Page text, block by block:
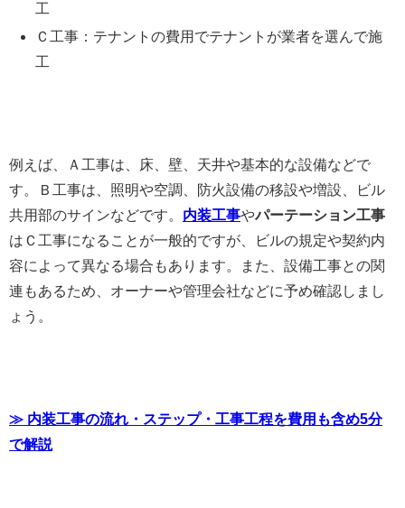
工
Ｃ工事：テナントの費用でテナントが業者を選んで施
工
例えば、Ａ工事は、床、壁、天井や基本的な設備などで
す。Ｂ工事は、照明や空調、防火設備の移設や増設、ビル
共用部のサインなどです。 内装工事やパーテーション工事
はＣ工事になることが一般的ですが、ビルの規定や契約内
容によって異なる場合もあります。また、設備工事との関
連もあるため、オーナーや管理会社などに予め確認しまし
ょう。
≫ 内装工事の流れ・ステップ・工事工程を費用も含め5分
で解説